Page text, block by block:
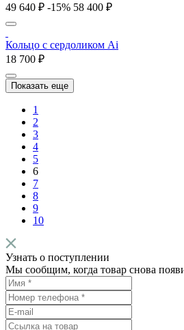
49 640 ₽ -15% 58 400 ₽
Кольцо с cердоликом Ai
18 700 ₽
Показать еще
1
2
3
4
5
6
7
8
9
10
Узнать о поступлении
Мы сообщим, когда товар снова